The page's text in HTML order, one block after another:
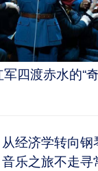
四渡赤水的“
从经济学转向
音乐之旅不走寻